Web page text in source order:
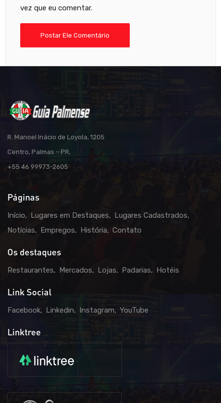
vez que eu comentar.
R. Manoel Inácio de Loyola, 1205
Centro, Palmas – PR,
+55 46 99973-2605
Páginas
Início Lugares em Destaques
Lugares Cadastrados
Notícias
Empregos História Contato
Os destaques
Restaurantes Mercados Lojas Padarias Hotéis
Link Social
Facebook Linkedin Instagram YouTube
Linktree